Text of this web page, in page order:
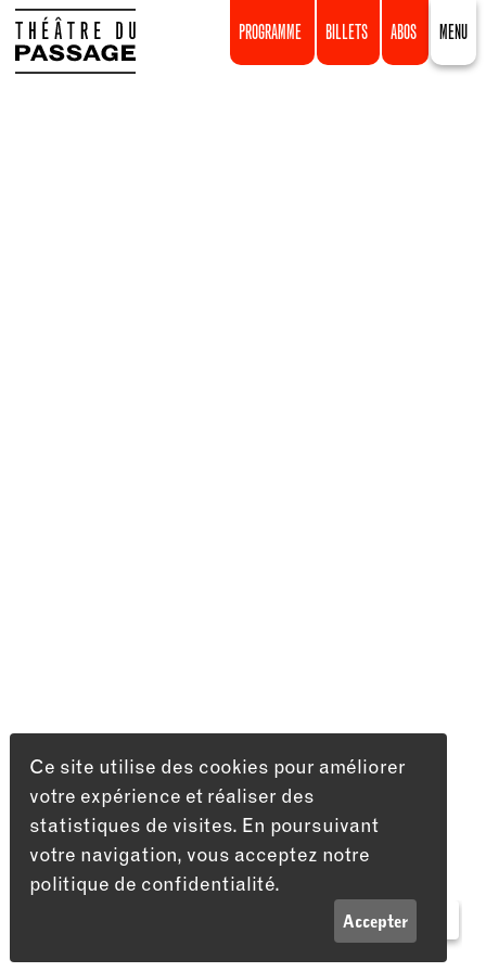
PROGRAMME BILLETS ABOS MENU
INFOS
Ce site utilise des cookies pour améliorer
votre expérience et réaliser des
statistiques de visites. En poursuivant
votre navigation, vous acceptez notre
politique de confidentialité.
Accepter